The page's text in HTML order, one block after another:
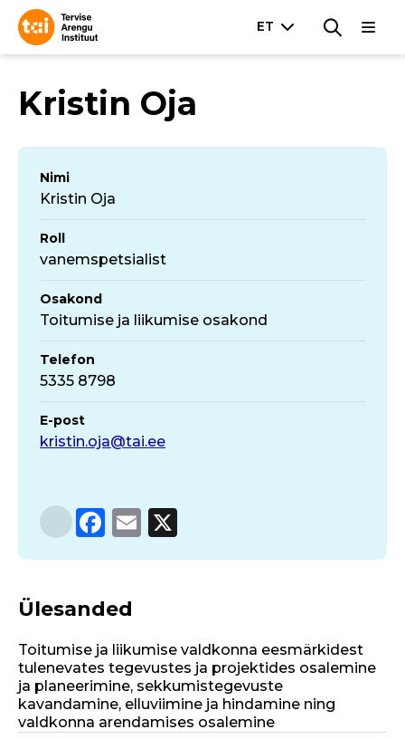
Kristin Oja
Nimi
Kristin Oja
Roll
vanemspetsialist
Osakond
Toitumise ja liikumise osakond
Telefon
5335 8798
E-post
kristin.oja@tai.ee
F
a
e
b
o
o
k
E
m
Ülesanded
Toitumise ja liikumise valdkonna eesmärkidest
tulenevates tegevustes ja projektides osalemine
ja planeerimine, sekkumistegevuste
kavandamine, elluviimine ja hindamine ning
valdkonna arendamises osalemine